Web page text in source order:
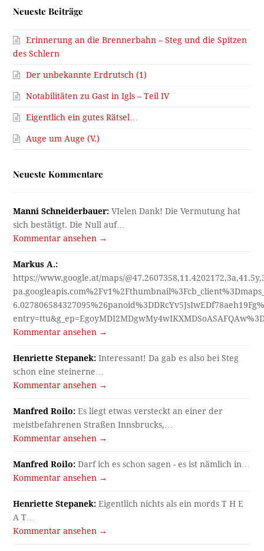
Neueste Beiträge
Erinnerung an die Brennerbahn – Steg und die Spitzen
des Schlern
Der unbekannte Erdrutsch (1)
Notabilitäten zu Gast in Igls – Teil IV
Eigentlich ein gutes Rätsel…
Auge um Auge (V.)
Neueste Kommentare
Manni Schneiderbauer: VIelen Dank! Die Vermutung hat
sich bestätigt. Die Null auf…
Kommentar ansehen →
Markus A.:
https://www.google.at/maps/
Kommentar ansehen →
Henriette Stepanek: Interessant! Da gab es also bei Steg
schon eine steinerne…
Kommentar ansehen →
Manfred Roilo: Es liegt etwas versteckt an einer der
meistbefahrenen Straßen Innsbrucks,…
Kommentar ansehen →
Manfred Roilo: Darf ich es schon sagen - es ist nämlich in…
Kommentar ansehen →
Henriette Stepanek: Eigentlich nichts als ein mords T H E
A T…
Kommentar ansehen →